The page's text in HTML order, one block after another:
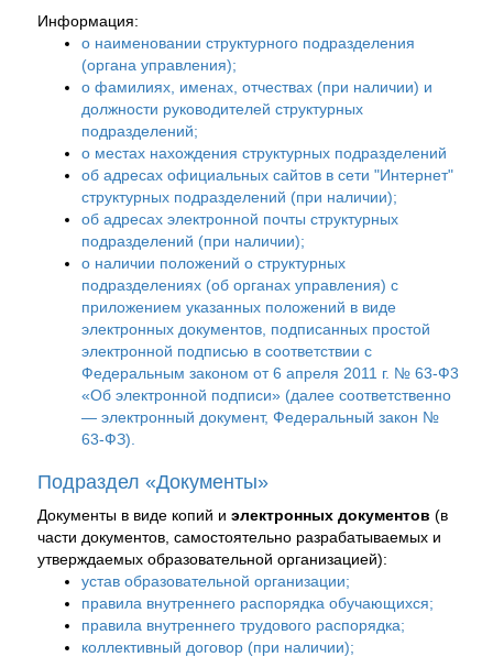
Информация:
о наименовании структурного подразделения
(органа управления);
о фамилиях, именах, отчествах (при наличии) и
должности руководителей структурных
подразделений;
о местах нахождения структурных подразделений
об адресах официальных сайтов в сети "Интернет"
структурных подразделений (при наличии);
об адресах электронной почты структурных
подразделений (при наличии);
о наличии положений о структурных
подразделениях (об органах управления) с
приложением указанных положений в виде
электронных документов, подписанных простой
электронной подписью в соответствии с
Федеральным законом от 6 апреля 2011 г. № 63-Ф3
«Об электронной подписи» (далее соответственно
— электронный документ, Федеральный закон №
63-ФЗ).
Подраздел «Документы»
Документы в виде копий и электронных документов (в
части документов, самостоятельно разрабатываемых и
утверждаемых образовательной организацией):
устав образовательной организации;
правила внутреннего распорядка обучающихся;
правила внутреннего трудового распорядка;
коллективный договор (при наличии);